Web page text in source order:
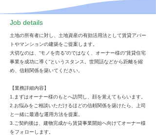
​Job details
土地の所有者に対し、土地資産の有効活用法として賃貸アパー
トやマンションの建築をご提案します。
大切なのは、“モノを売る”のではなく、オーナー様の“賃貸住宅
事業を成功に導く”というスタンス。世間話などから距離を縮
め、信頼関係を築いてください。
【業務詳細内容】
1.まずはオーナー様のもとへ訪問し、顔を覚えてもらいます。
2.お悩みをご相談いただけるほどの信頼関係を築けたら、上司
と一緒に最適な運用方法を提案。
3.ご契約後は、建物完成から賃貸事業開始へ向けてオーナー様
をフォローします。